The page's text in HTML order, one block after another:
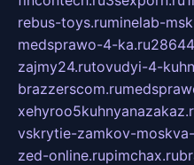
rebus-toys.ruminelab-
medsprawo-4-ka.ru
zajmy24.rutovudyi-4-
brazzerscom.ru
vskrytie-zamkov-moskva-
zed-online.rupimchax.ru